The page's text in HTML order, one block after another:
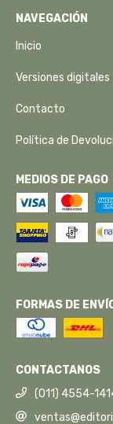
NAVEGACIÓN
Inicio
Versiones digitales
Contacto
Política de
MEDIOS DE PAGO
FORMAS DE
CONTACTANOS
(011) 4554-